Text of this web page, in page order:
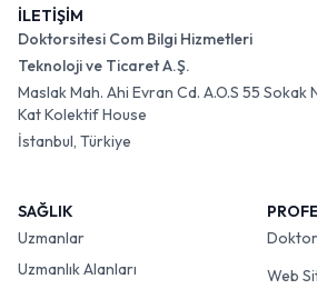
İLETİŞİM
Doktorsitesi Com Bilgi Hizmetleri
Teknoloji ve Ticaret A.Ş.
Maslak Mah. Ahi Evran Cd. A.O.S 55 Sokak
Kat Kolektif House
İstanbul, Türkiye
SAĞLIK
Uzmanlar
Uzmanlık Alanları
Web